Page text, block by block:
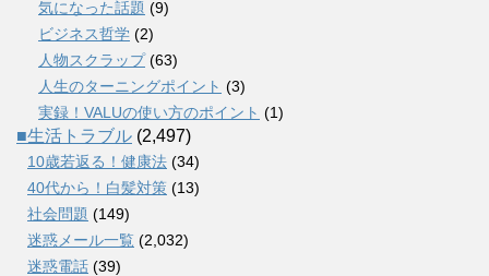
気になった話題 (9)
ビジネス哲学 (2)
人物スクラップ(63)
人生のターニングポイント (3)
実録！VALUの使い方のポイント (1)
■生活トラブル (2,497)
10歳若返る！健康法 (34)
40代から！白髪対策 (13)
社会問題 (149)
迷惑メール一覧 (2,032)
迷惑電話 (39)